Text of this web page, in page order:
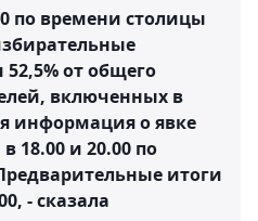
по времени столицы
от общего
включенных в
информация о явке
18.00 и 20.00 по
итоги
- сказала